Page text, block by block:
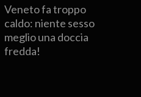
Veneto fa troppo
caldo: niente sesso
meglio una doccia
fredda!